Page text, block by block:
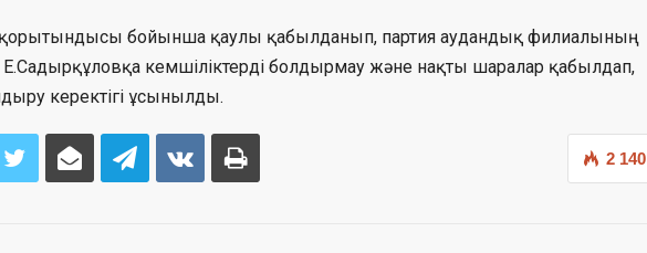
бойынша қаулы қабылданып, партия аудандық филиалының
Е.Садырқұловқа кемшіліктерді болдырмау және нақты шаралар қабылдап,
керектігі ұсынылды.
2 140